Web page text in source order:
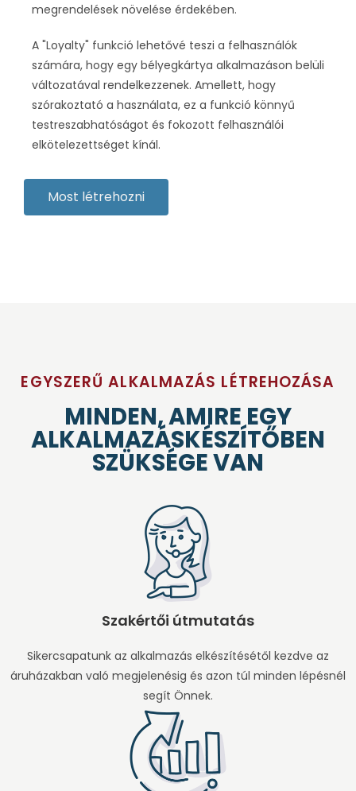
megrendelések növelése érdekében.
A "Loyalty" funkció lehetővé teszi a felhasználók
számára, hogy egy bélyegkártya alkalmazáson belüli
változatával rendelkezzenek. Amellett, hogy
szórakoztató a használata, ez a funkció könnyű
testreszabhatóságot és fokozott felhasználói
elkötelezettséget kínál.
Most létrehozni
EGYSZERŰ ALKALMAZÁS LÉTREHOZÁSA
MINDEN, AMIRE EGY
ALKALMAZÁSKÉSZÍTŐBEN
SZÜKSÉGE VAN
Szakértői útmutatás
Sikercsapatunk az alkalmazás elkészítésétől kezdve az
áruházakban való megjelenésig és azon túl minden lépésnél
segít Önnek.